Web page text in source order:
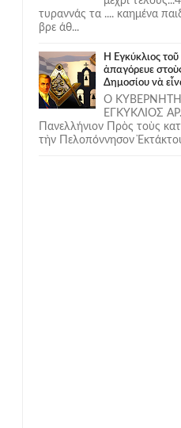
τυραννάς τα .... καημένα
βρε άθ...
Ἡ Ἐγκύκλιος
ἀπαγόρευε
Δημοσίου νὰ
Ο
ΕΓΚΥΚΛΙΟΣ
Πανελλήνιον Πρὸς τοὺς
τὴν Πελοπόννησον